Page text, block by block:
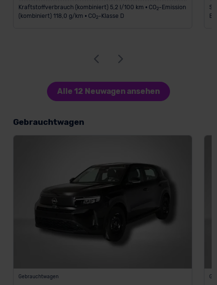
Kraftstoffverbrauch (kombiniert) 5,2 l/100 km • CO2-Emission
(kombiniert) 118,0 g/km • CO2-Klasse D
Alle 12 Neuwagen ansehen
Gebrauchtwagen
Gebrauchtwagen